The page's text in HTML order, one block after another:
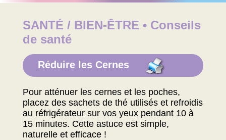
SANTÉ / BIEN-ÊTRE • Conseils
de santé
Réduire les Cernes
Pour atténuer les cernes et les poches,
placez des sachets de thé utilisés et refroidis
au réfrigérateur sur vos yeux pendant 10 à
15 minutes. Cette astuce est simple,
naturelle et efficace !